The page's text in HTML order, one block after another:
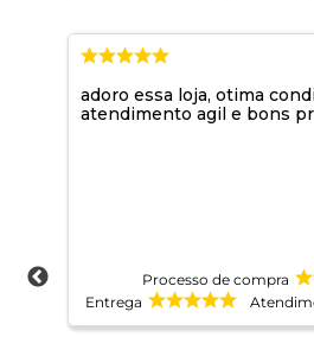
adoro essa loja, otima
atendimento agil e bons
Processo de compra
Entrega